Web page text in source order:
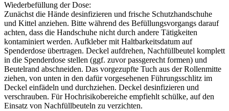
Wiederbefüllung der Dose:
Zunächst die Hände desinfizieren und frische Schutzhandschuhe
und Kittel anziehen. Bitte während des Befüllungsvorgangs darauf
achten, dass die Handschuhe nicht durch andere Tätigkeiten
kontaminiert werden. Aufkleber mit Haltbarkeitsdatum auf
Spenderdose übertragen. Deckel aufdrehen, Nachfüllbeutel komplett
in die Spenderdose stellen (ggf. zuvor passgerecht formen) und
Beutelrand abschneiden. Das vorgezupfte Tuch aus der Rollenmitte
ziehen, von unten in den dafür vorgesehenen Führungsschlitz im
Deckel einfädeln und durchziehen. Deckel desinfizieren und
verschrauben. Für Hochrisikobereiche empfiehlt schülke, auf den
Einsatz von Nachfüllbeuteln zu verzichten.